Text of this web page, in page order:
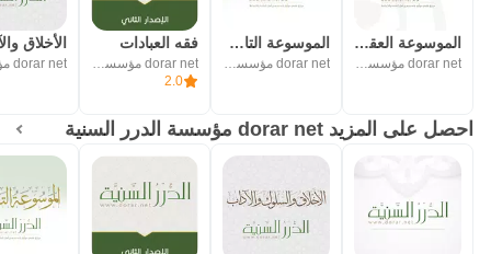
الموسوعة العقدية
dorar net مؤسسة الدرر السنية
الموسوعة التاريخية
dorar net مؤسسة الدرر السنية
فقه العبادات
dorar net مؤسسة الدرر السنية
2.0
الأخلاق
احصل على المزيد dorar net مؤسسة الدرر السنية